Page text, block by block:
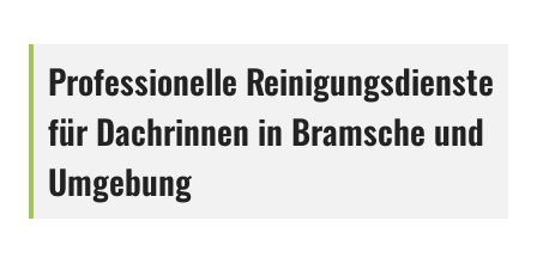
Professionelle Reinigungsdienste
für Dachrinnen in Bramsche und
Umgebung